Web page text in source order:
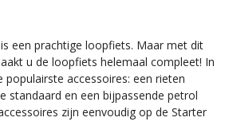
een prachtige loopfiets. Maar met dit
u de loopfiets helemaal compleet! In
populairste accessoires: een rieten
standaard en een bijpassende petrol
zijn eenvoudig op de Starter